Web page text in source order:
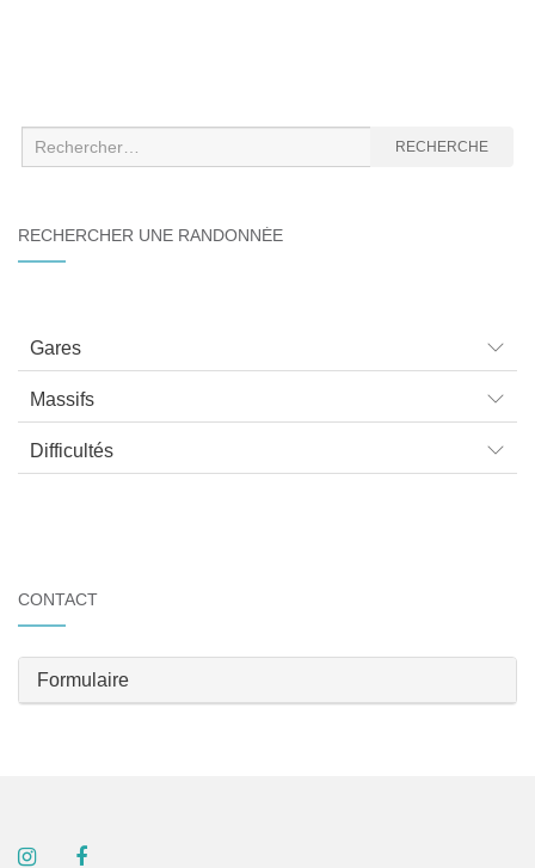
Recherche
:
RECHERCHE
RECHERCHER UNE RANDONNÉE
Gares
Massifs
Difficultés
CONTACT
Formulaire